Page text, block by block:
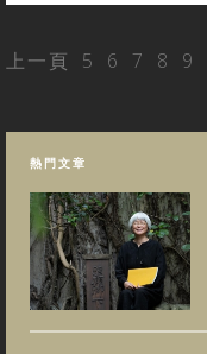
上一頁 5 6 7 8 9
熱門文章